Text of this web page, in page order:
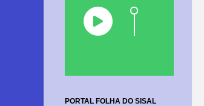
PORTAL FOLHA DO SISAL